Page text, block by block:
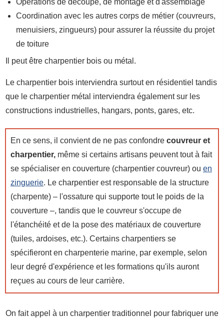
Coordination avec les autres corps de métier (couvreurs,
menuisiers, zingueurs) pour assurer la réussite du projet
de toiture
Il peut être charpentier bois ou métal.
Le charpentier bois interviendra surtout en résidentiel tandis
que le charpentier métal interviendra également sur les
constructions industrielles, hangars, ponts, gares, etc.
En ce sens, il convient de ne pas confondre couvreur et
charpentier, même si certains artisans peuvent tout à fait
se spécialiser en couverture (charpentier couvreur) ou en
zinguerie. Le charpentier est responsable de la structure
(charpente) – l'ossature qui supporte tout le poids de la
couverture –, tandis que le couvreur s'occupe de
l'étanchéité et de la pose des matériaux de couverture
(tuiles, ardoises, etc.). Certains charpentiers se
spécifieront en charpenterie marine, par exemple, selon
leur degré d'expérience et les formations qu'ils auront
reçues au cours de leur carrière.
On fait appel à un charpentier traditionnel pour fabriquer une